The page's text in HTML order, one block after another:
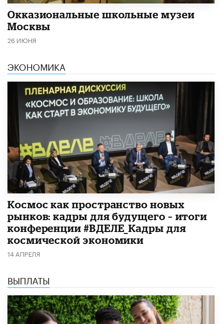
​Окказиональные школьные музеи
Москвы
26 ИЮНЯ
ЭКОНОМИКА
Космос как пространство новых
рынков: кадры для будущего – итоги
конференции #ВДЕЛЕ_Кадры для
космической экономики
14 АПРЕЛЯ
ВЫПЛАТЫ